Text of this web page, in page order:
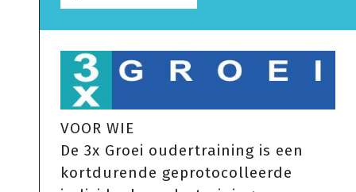
VOOR WIE
De 3x Groei oudertraining is een
kortdurende geprotocolleerde